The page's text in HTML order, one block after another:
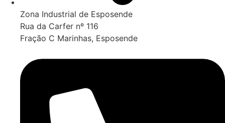
Zona Industrial de Esposende
Rua da Carfer nº 116
Fração C Marinhas, Esposende